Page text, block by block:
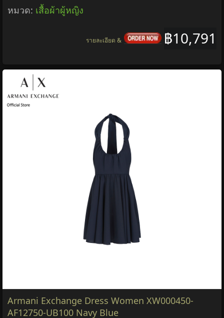
หมวด: เสื้อผ้าผู้หญิง
฿10,791
รายละเอียด &
Armani Exchange Dress Women XW000450-
AF12750-UB100 Navy Blue